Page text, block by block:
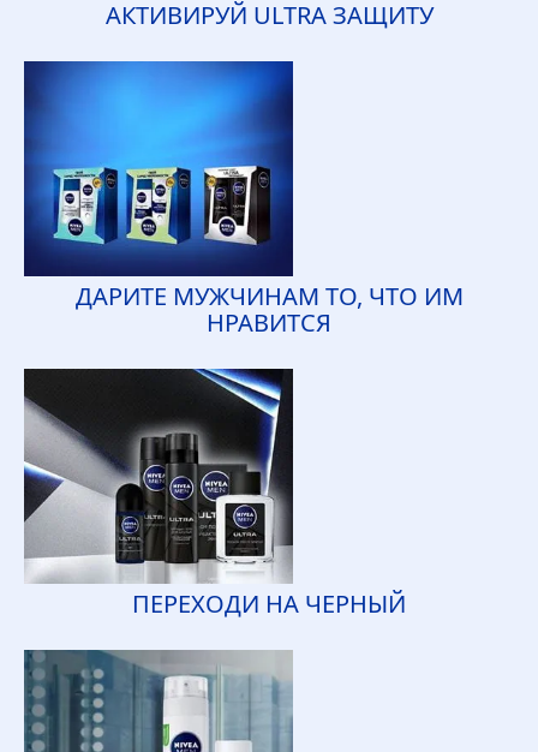
АКТИВИРУЙ ULTRA ЗАЩИТУ
ДАРИТЕ МУЖЧИНАМ ТО, ЧТО ИМ
НРАВИТСЯ
ПЕРЕХОДИ НА ЧЕРНЫЙ